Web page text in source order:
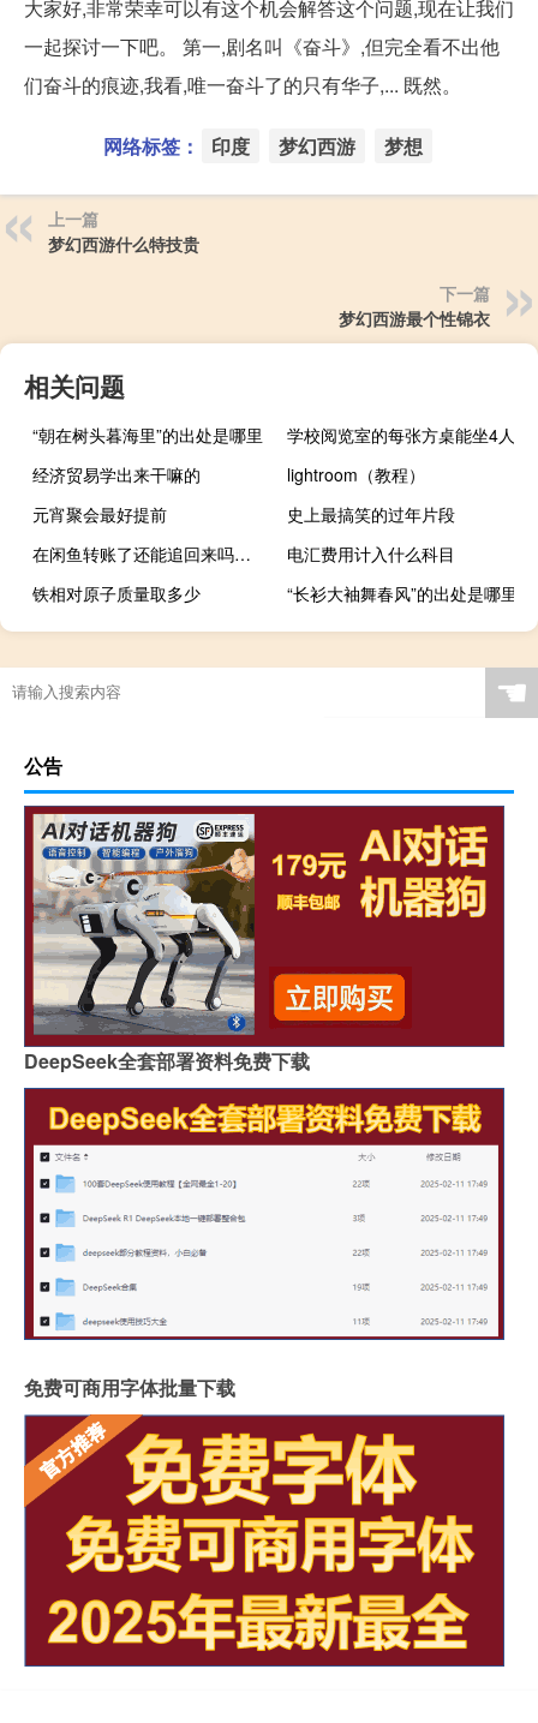
大家好,非常荣幸可以有这个机会解答这个问题,现在让我们
一起探讨一下吧。 第一,剧名叫《奋斗》,但完全看不出他
们奋斗的痕迹,我看,唯一奋斗了的只有华子,... 既然。
网络标签： 印度 梦幻西游 梦想
上一篇
梦幻西游什么特技贵
下一篇
梦幻西游最个性锦衣
相关问题
“朝在树头暮海里”的出处是哪里
学校阅览室的每张方桌能坐4人
经济贸易学出来干嘛的
lightroom（教程）
元宵聚会最好提前
史上最搞笑的过年片段
在闲鱼转账了还能追回来吗（闲鱼内转账可以追回吗）
电汇费用计入什么科目
铁相对原子质量取多少
“长衫大袖舞春风”的出处是哪里
☚
公告
DeepSeek全套部署资料免费下载
免费可商用字体批量下载